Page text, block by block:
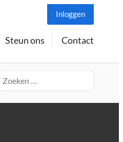
Inloggen
Steun ons Contact
Zoeken
naar: